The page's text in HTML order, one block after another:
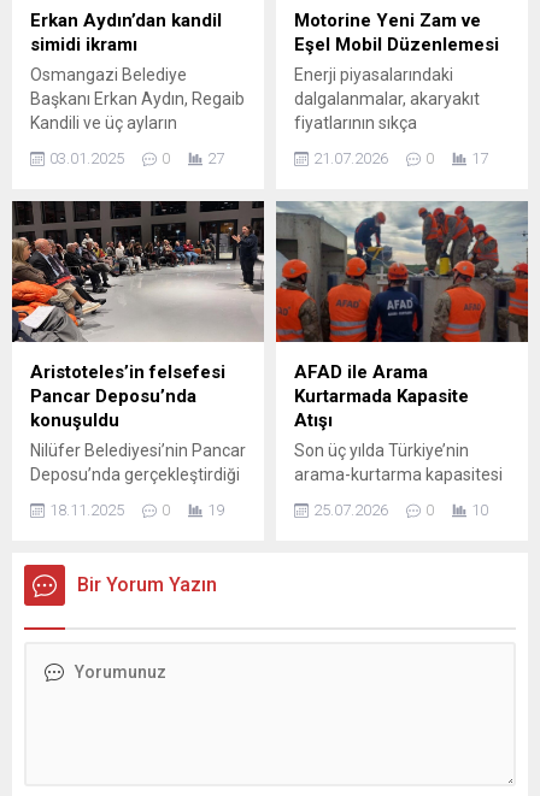
amacıyla banka hesap
bilgilerini paylaşanlar
dolandırıcılık hükmüne ek bir
fıkra getiriliyor....
yetkilileriyle gerçekleştirdiği
görüşmeler sonucunda
önemli bir adım atıldığını
açıkladı. Mühendisliğin artık
sınır tanımadığını, her
probleme çözümler...
Erkan Aydın’dan kandil
simidi ikramı
Osmangazi Belediye
Başkanı Erkan Aydın, Regaib
Kandili ve üç ayların
Lokantası’nda vatandaşlara
Osmangazi Belediye
Başkanı Erkan Aydın, Regaip
Kandili’nde gönüllere
dokundu. Halk Lokantası’na
gelen vatandaşlara kandil
simidi ikramında bulunan
Başkan Aydın, tüm İslam
aleminin Regaip Kandili’ni
kutlayarak, “Bu mübarek
gecenin ilçemize, kentimize,
ülkemize...
03.01.2025 0 27
Motorine Yeni Zam ve
Eşel Mobil Düzenlemesi
Enerji piyasalarındaki
dalgalanmalar, akaryakıt
fiyatlarının sıkça
Uluslararası gerilimler ve
petrol fiyatlarını yukarı
çekerken, pompaya
yansıyan etki tüketicilerin
harcamalarını doğrudan
etkiliyor. Temmuz ayı
boyunca yaşanan artışlarla
birlikte motorin fiyatlarında
ciddi yükselişler görüldü;
buna karşılık hükümet belirli
önlemler alarak tüketici
üzerindeki yükü azaltmaya
çalıştı. Motorine Gelen...
21.07.2026 0 17
Aristoteles’in felsefesi
Pancar Deposu’nda
konuşuldu
Nilüfer Belediyesi’nin Pancar
Deposu’nda gerçekleştirdiği
Nilüfer Felsefe
Buluşmaları’nın bu ayki
Beyaz Erkızan oldu. Erkızan,
Aristoteles’in “dunamis” ve
potansiyelini ve iyi yaşamı
18.11.2025 0 19
AFAD ile Arama
Kurtarmada Kapasite
Atışı
Son üç yılda Türkiye’nin
arama-kurtarma kapasitesi
belirgin şekilde genişledi.
AFAD koordinasyonunda
25.07.2026 0 10
Bir Yorum Yazın